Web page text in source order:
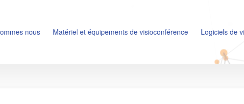
nous Matériel et équipements de visioconférence Logiciels de